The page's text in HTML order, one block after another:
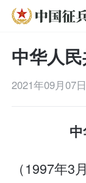
中华人
2021年09月07日
（1997年